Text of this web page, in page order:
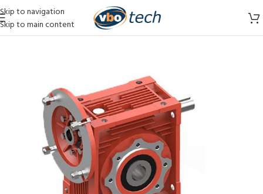
Skip to navigation
Skip to main content